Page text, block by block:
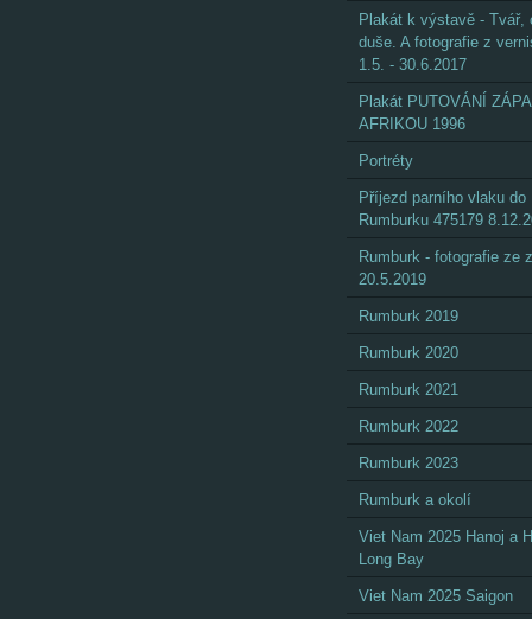
Plakát k výstavě - Tvář,
duše. A fotografie z
1.5. - 30.6.2017
Plakát PUTOVÁNÍ
AFRIKOU 1996
Portréty
Příjezd parního vlaku do
Rumburku 475179
Rumburk - fotografie ze
20.5.2019
Rumburk 2019
Rumburk 2020
Rumburk 2021
Rumburk 2022
Rumburk 2023
Rumburk a okolí
Viet Nam 2025 Hanoj a
Long Bay
Viet Nam 2025 Saigon